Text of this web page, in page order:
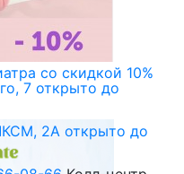
со скидкой 10%
7 открыто до
2А открыто до